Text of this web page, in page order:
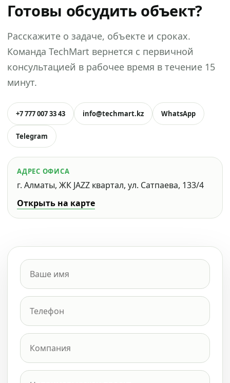
Готовы обсудить объект?
Расскажите о задаче, объекте и сроках.
Команда TechMart вернется с первичной
консультацией в рабочее время в течение 15
минут.
+7 777 007 33 43 info@techmart.kz WhatsApp
Telegram
АДРЕС ОФИСА
г. Алматы, ЖК JAZZ квартал, ул. Сатпаева, 133/4
Открыть на карте